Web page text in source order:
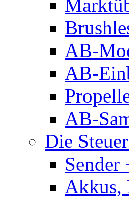
AB-
AB-
AB-
Die
Sender
Akkus,